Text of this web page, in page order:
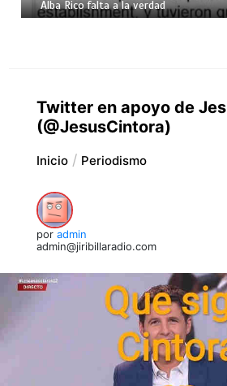
Alba Rico falta a la verdad
Twitter en apoyo de
(@JesusCintora)
Inicio Periodismo
por admin
admin@jiribillaradio.com